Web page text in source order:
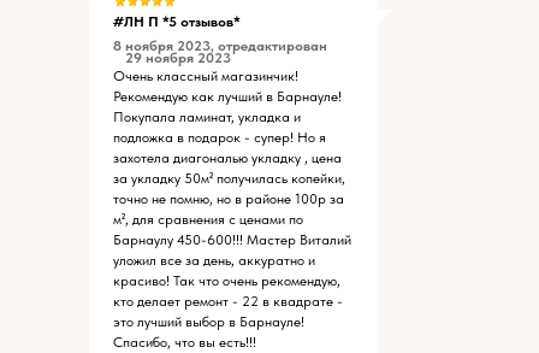
#ЛН П *5 отзывов*
8 ноября 2023, отредактирован
Очень классный магазинчик!
Рекомендую как лучший в Барнауле!
Покупала ламинат, укладка и
подложка в подарок - супер! Но я
захотела диагональю укладку , цена
за укладку 50м² получилась копейки,
точно не помню, но в районе 100р за
м², для сравнения с ценами по
Барнаулу 450-600!!! Мастер Виталий
уложил все за день, аккуратно и
красиво! Так что очень рекомендую,
кто делает ремонт - 22 в квадрате -
это лучший выбор в Барнауле!
Спасибо, что вы есть!!!
29 ноября 2023